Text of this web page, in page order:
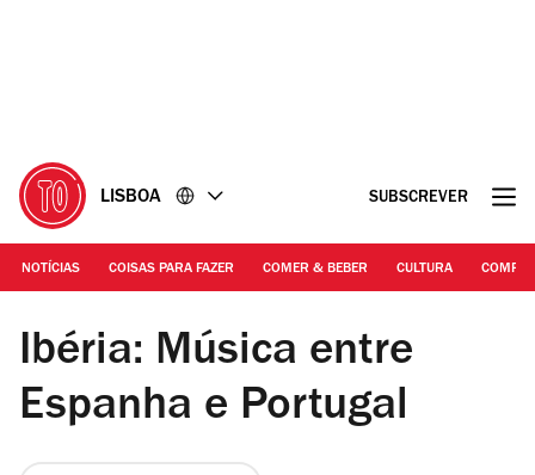
LISBOA SUBSCREVER
NOTÍCIAS COISAS PARA FAZER COMER & BEBER CULTURA
©Maria Melo Costa | A soprano Ana Quintans
Ibéria: Música entre
Espanha e Portugal